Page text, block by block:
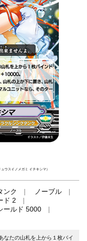
ュウスイノメガミ イチキシマ）
ンク
ノーブル
ド 2
ールド 5000
なたの山札を上から１枚バイ